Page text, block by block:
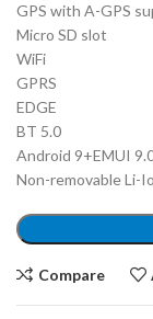
GPS with A-GPS
Micro SD slot
WiFi
GPRS
EDGE
BT 5.0
Android 9+EMUI
Non-removable Li-
Compare